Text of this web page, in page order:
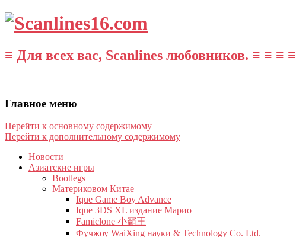
≡ Для всех вас, Scanlines любовников. ≡ ≡ ≡ ≡
Главное меню
Перейти к основному содержимому
Перейти к дополнительному содержимому
Новости
Азиатские игры
Bootlegs
Материковом Китае
Ique Game Boy Advance
Ique 3DS XL издание Марио
Famiclone 小霸王
Фучжоу WaiXing науки & Technology Co. Ltd.